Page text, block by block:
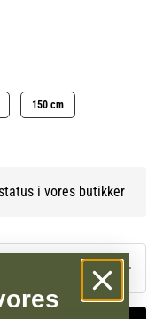
150 cm
i vores butikker